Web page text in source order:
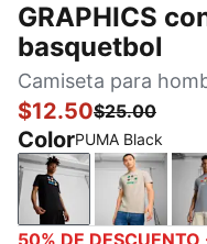
GRAPHICS
basquetbol
Camiseta para
$12.50$25.00
ColorPUMA Black
PUMA BlackDesert
50% DE DESCUENTO